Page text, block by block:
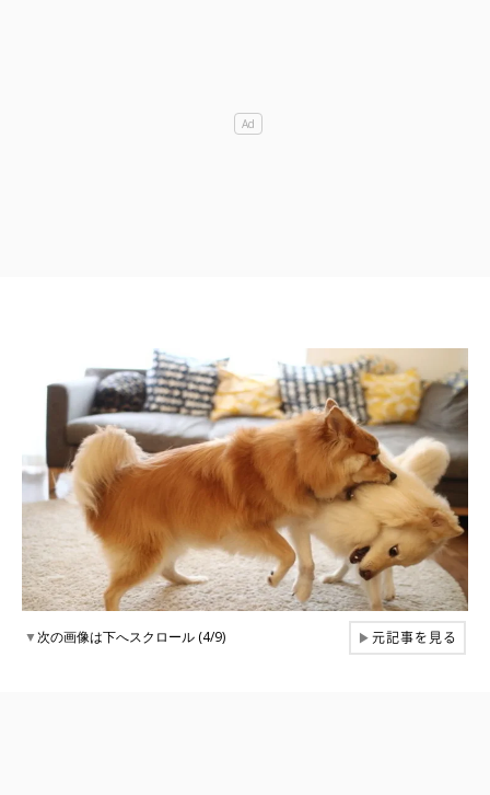
▼次の画像は下へスクロール (4/9) ▶元記事を見る